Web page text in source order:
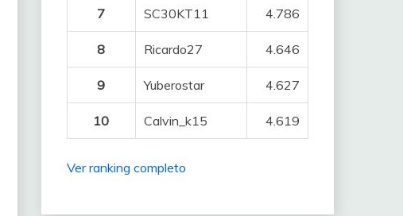
7 SC30KT11 4.786
8 Ricardo27 4.646
9 Yuberostar 4.627
10 Calvin_k15 4.619
Ver ranking completo